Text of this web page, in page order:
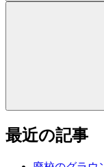
索:
最近の記事